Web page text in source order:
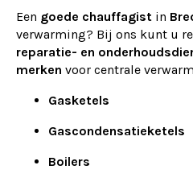
Een goede chauffagist in
verwarming? Bij ons kunt u
reparatie- en
merken voor centrale
Gasketels
Gascondensatieketels
Boilers